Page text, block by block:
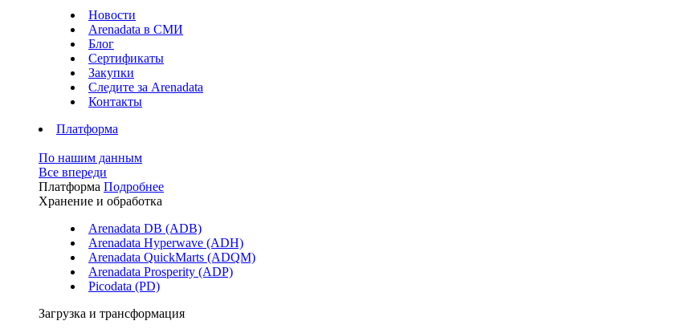
Новости
Arenadata в СМИ
Блог
Сертификаты
Закупки
Следите за Аrenadata
Контакты
Платформа
По нашим данным
Все впереди
Платформа Подробнее
Хранение и обработка
Arenadata DB (ADB)
Arenadata Hyperwave (ADH)
Arenadata QuickMarts (ADQM)
Arenadata Prosperity (ADP)
Picodata (PD)
Загрузка и трансформация